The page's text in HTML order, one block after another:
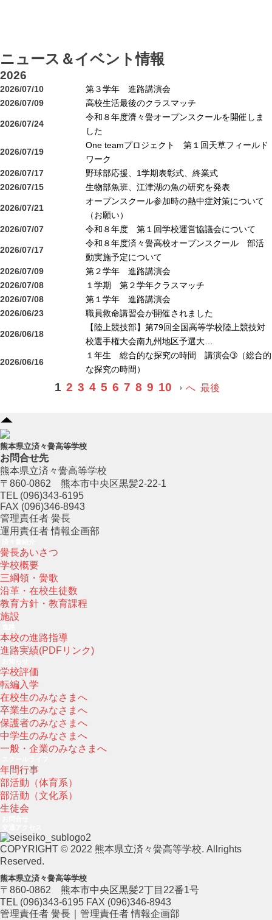
ニュース＆イベント情報
2026
2026/07/10
第３学年 進路講演会
2026/07/09
高校生活最後のクラスマッチ
2026/07/24
令和８年度濟々黌オープンスクールを開催しま
した
2026/07/19
One teamプロジェクト 第１回天草フィールド
ワーク
2026/07/17
野球部応援、1学期表彰式、終業式
2026/07/15
生物部魚班、江津湖の魚の研究を発表
2026/07/21
オープンスクール参加時の熱中症対策について
（お願い）
2026/07/07
令和８年度 第１回学校運営協議会について
2026/07/17
令和８年度済々黌高校オープンスクール 部活
動実施予定について
2026/07/09
第２学年 進路講演会
2026/07/08
１学期 第２学年クラスマッチ
2026/07/08
第１学年 進路講演会
2026/06/23
職員救命講習会が開催されました
2026/06/18
【陸上競技部】第79回全国高等学校陸上競技対
校選手権大会南九州地区予選大…
2026/06/16
１年生 総合的な探究の時間 講演会➂（総合的
な探究の時間）
1 2 3 4 5 6 7 8 9 10 へ 最後
熊本県立済々黌高等学校
お問合せ先
熊本県立済々黌高等学校
〒860-0862 熊本市中央区黒髪2-22-1
TEL (096)343-6195
FAX (096)346-8943
管理責任者 黌長
運用責任者 情報企画部
黌長あいさつ
学校概要
三綱領・黌歌
沿革・在校生徒数
教育方針・教育課程
施設
本校の進路指導
進路実績(PDFリンク)
学校評価
転編入学
在校生のみなさまへ
卒業生のみなさまへ
保護者のみなさまへ
中学生のみなさまへ
一般・企業のみなさまへ
年間行事
部活動（体育系）
部活動（文化系）
生徒会
COPYRIGHT © 2022 熊本県立済々黌高等学校. Allrights
Reserved.
熊本県立済々黌高等学校
〒860-0862 熊本市中央区黒髪2丁目22番1号
TEL (096)343-6195 FAX (096)346-8943
管理責任者 黌長｜管理責任者 情報企画部